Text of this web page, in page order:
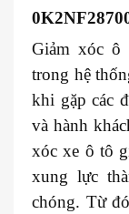
Giảm xóc ô
trong hệ
khi gặp các
và hành
xóc xe ô tô
xung lực
chóng. Từ